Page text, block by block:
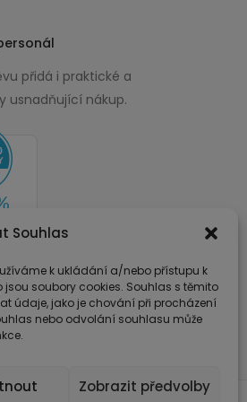
Souhlas
k ukládání a/nebo přístupu k
soubory cookies. Souhlas s těmito
údaje, jako je chování při procházení
nebo odvolání souhlasu může
Zobrazit předvolby
přidá i praktické a
usnadňující nákup.